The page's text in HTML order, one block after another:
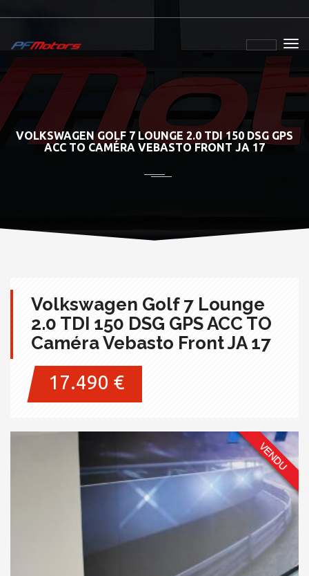
VOLKSWAGEN GOLF 7 LOUNGE 2.0 TDI 150 DSG GPS
ACC TO CAMÉRA VEBASTO FRONT JA 17
Volkswagen Golf 7 Lounge
2.0 TDI 150 DSG GPS ACC TO
Caméra Vebasto Front JA 17
17.490 €